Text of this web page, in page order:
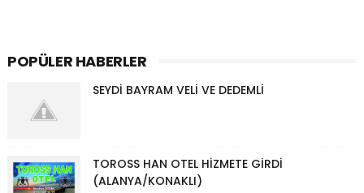
POPÜLER HABERLER
SEYDİ BAYRAM VELİ VE DEDEMLİ
TOROSS HAN OTEL HİZMETE GİRDİ
(ALANYA/KONAKLI)